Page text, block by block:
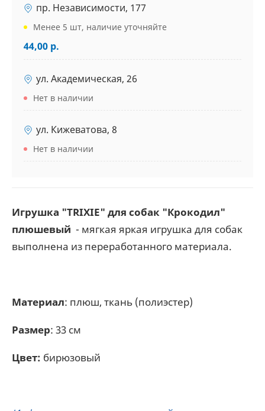
пр. Независимости, 177
Менее 5 шт, наличие уточняйте
44,00 р.
ул. Академическая, 26
Нет в наличии
ул. Кижеватова, 8
Нет в наличии
Игрушка "TRIXIE" для собак "Крокодил"
плюшевый - мягкая яркая игрушка для собак
выполнена из переработанного материала.
Материал: плюш, ткань (полиэстер)
Размер: 33 см
Цвет: бирюзовый